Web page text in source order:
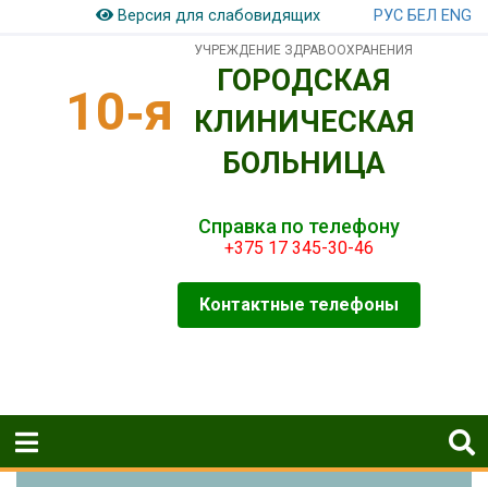
Версия для слабовидящих РУС БЕЛ ENG
10‑я
УЧРЕЖДЕНИЕ ЗДРАВООХРАНЕНИЯ
ГОРОДСКАЯ
КЛИНИЧЕСКАЯ
БОЛЬНИЦА
Справка по телефону
+375 17 345-30-46
Контактные телефоны